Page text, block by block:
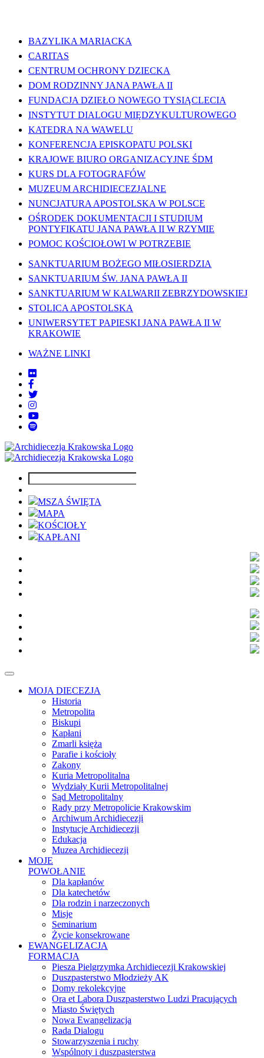
BAZYLIKA MARIACKA
CARITAS
CENTRUM OCHRONY DZIECKA
DOM RODZINNY JANA PAWŁA II
FUNDACJA DZIEŁO NOWEGO TYSIĄCLECIA
INSTYTUT DIALOGU MIĘDZYKULTUROWEGO
KATEDRA NA WAWELU
KONFERENCJA EPISKOPATU POLSKI
KRAJOWE BIURO ORGANIZACYJNE ŚDM
KURS DLA FOTOGRAFÓW
MUZEUM ARCHIDIECEZJALNE
NUNCJATURA APOSTOLSKA W POLSCE
OŚRODEK DOKUMENTACJI I STUDIUM
PONTYFIKATU JANA PAWŁA II W RZYMIE
POMOC KOŚCIOŁOWI W POTRZEBIE
SANKTUARIUM BOŻEGO MIŁOSIERDZIA
SANKTUARIUM ŚW. JANA PAWŁA II
SANKTUARIUM W KALWARII ZEBRZYDOWSKIEJ
STOLICA APOSTOLSKA
UNIWERSYTET PAPIESKI JANA PAWŁA II W
KRAKOWIE
WAŻNE LINKI
MSZA ŚWIĘTA
MAPA
KOŚCIOŁY
KAPŁANI
MOJA DIECEZJA
Historia
Metropolita
Biskupi
Kapłani
Zmarli księża
Parafie i kościoły
Zakony
Kuria Metropolitalna
Wydziały Kurii Metropolitalnej
Sąd Metropolitalny
Rady przy Metropolicie Krakowskim
Archiwum Archidiecezji
Instytucje Archidiecezji
Edukacja
Muzea Archidiecezji
MOJE
POWOŁANIE
Dla kapłanów
Dla katechetów
Dla rodzin i narzeczonych
Misje
Seminarium
Życie konsekrowane
EWANGELIZACJA
FORMACJA
Piesza Pielgrzymka Archidiecezji Krakowskiej
Duszpasterstwo Młodzieży AK
Domy rekolekcyjne
Ora et Labora Duszpasterstwo Ludzi Pracujących
Miasto Świętych
Nowa Ewangelizacja
Rada Dialogu
Stowarzyszenia i ruchy
Wspólnoty i duszpasterstwa